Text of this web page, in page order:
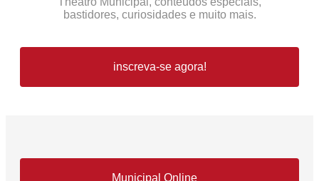
bastidores, curiosidades e muito mais.
inscreva-se agora!
Municipal Online